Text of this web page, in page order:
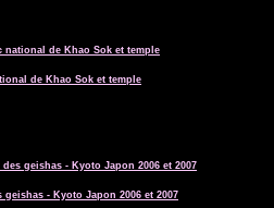
de Khao Sok et temple
- Kyoto Japon 2006 et 2007